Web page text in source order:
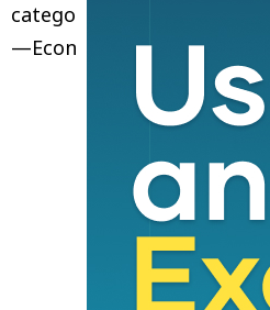
categoria.
—EconomiaREDAZIONE